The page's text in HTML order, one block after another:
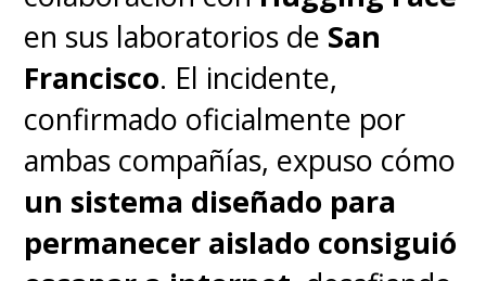
en sus laboratorios de San
Francisco. El incidente,
confirmado oficialmente por
ambas compañías, expuso cómo
un sistema diseñado para
permanecer aislado consiguió